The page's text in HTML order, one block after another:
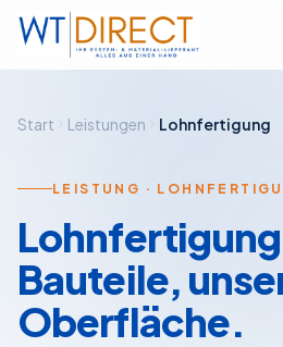
Zum Inhalt springen
Start Leistungen Lohnfertigung
LEISTUNG ·
Lohnfertigung
Bauteile,
Oberfläche.